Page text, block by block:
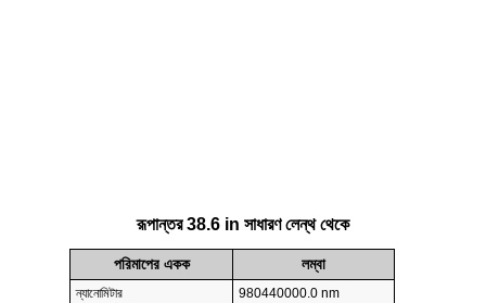
রূপান্তর 38.6 in সাধারণ লেন্থ থেকে
পরিমাপের একক লম্বা
ন্যানোমিটার
980440000.0 nm